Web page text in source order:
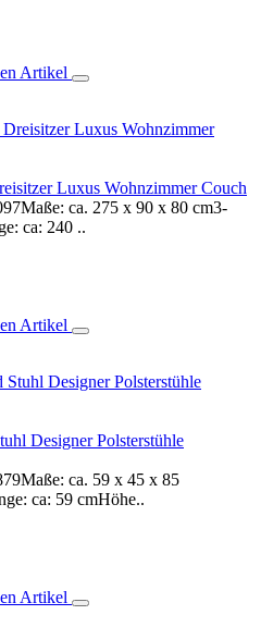
Artikel
Luxus Wohnzimmer Couch
ca. 275 x 90 x 80 cm3-
ca: 240 ..
Artikel
Designer Polsterstühle
ca. 59 x 45 x 85
ca: 59 cmHöhe..
Artikel